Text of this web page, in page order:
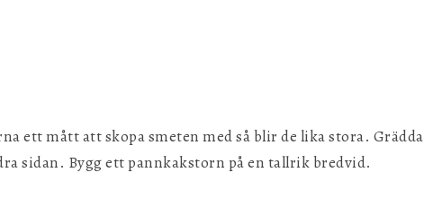
ett mått att skopa smeten med så blir de lika stora. Grädda
sidan. Bygg ett pannkakstorn på en tallrik bredvid.